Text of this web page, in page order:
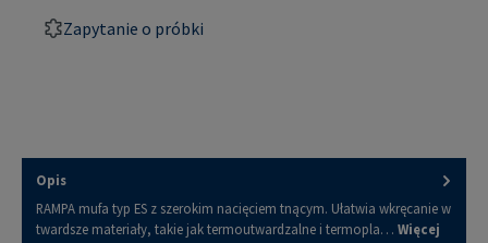
Zapytanie o próbki
Opis
RAMPA mufa typ ES z szerokim nacięciem tnącym. Ułatwia wkręcanie w
twardsze materiały, takie jak termoutwardzalne i termopla… Więcej